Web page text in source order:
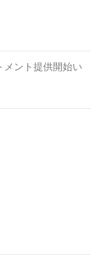
ント提供開始い